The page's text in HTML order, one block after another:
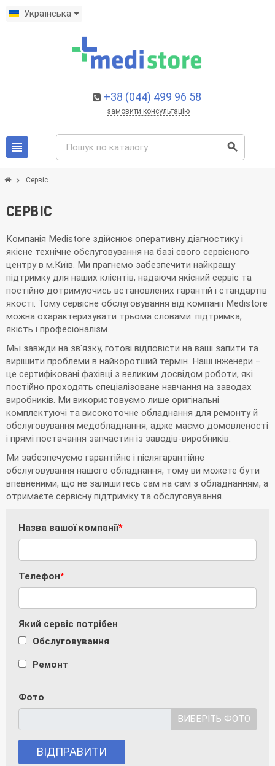
Українська
+38 (044) 499 96 58
замовити консультацію
view_headline search
chevron_right Сервіс
СЕРВІС
Компанія Medistore здійснює оперативну діагностику і
якісне технічне обслуговування на базі свого сервісного
центру в м.Київ. Ми прагнемо забезпечити найкращу
підтримку для наших клієнтів, надаючи якісний сервіс та
постійно дотримуючись встановлених гарантій і стандартів
якості. Тому сервісне обслуговування від компанії Medistore
можна охарактеризувати трьома словами: підтримка,
якість і професіоналізм.
Мы завжди на зв'язку, готові відповісти на ваші запити та
вирішити проблеми в найкоротший термін. Наші інженери –
це сертифіковані фахівці з великим досвідом роботи, які
постійно проходять спеціалізоване навчання на заводах
виробників. Ми використовуємо лише оригінальні
комплектуючі та високоточне обладнання для ремонту й
обслуговування медобладнання, адже маємо домовленості
і прямі постачання запчастин із заводів-виробників.
Ми забезпечуємо гарантійне і післягарантійне
обслуговування нашого обладнання, тому ви можете бути
впевненими, що не залишитесь сам на сам з обладнанням, а
отримаєте сервісну підтримку та обслуговування.
Назва вашої компанії
Телефон
Який сервіс потрібен
Обслуговування
Ремонт
Фото
ВИБЕРІТЬ ФОТО
ВІДПРАВИТИ